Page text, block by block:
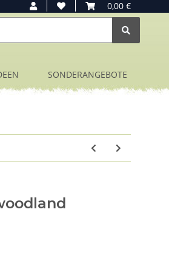
0,00 €
SONDERANGEBOTE